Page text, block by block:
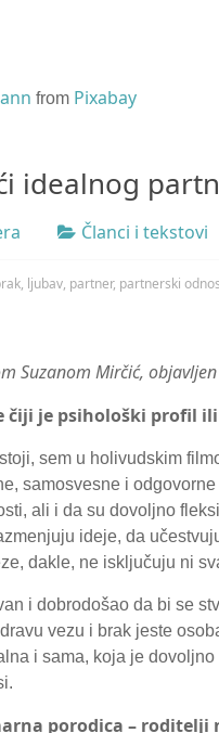
from Pixabay
idealnog
Članci i tekstovi
, ljubav, partner, partnerski
Suzanom Mirčić,
čiji je psihološki profil
sem u holivudskim
samosvesne i
ali i da su dovoljno
ideje, da
dakle, ne isključuju ni
i dobrodošao da bi se
vezu i brak jeste
i sama, koja je
porodica – roditelji